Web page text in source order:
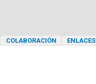
COLABORACIÓN ENLACES